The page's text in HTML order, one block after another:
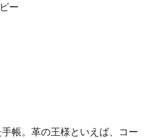
ー
帳。革の王様といえば、コー